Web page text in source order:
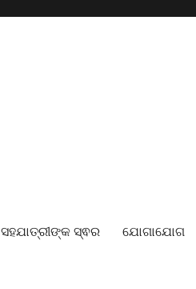
ସହଯାତ୍ରୀଙ୍କ ସ୍ଵର ଯୋଗାଯୋଗ